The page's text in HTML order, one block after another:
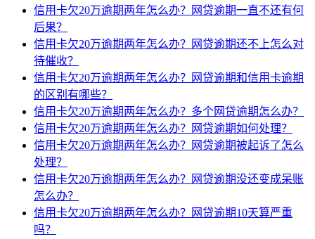
信用卡欠20万逾期两年怎么办？网贷逾期一直不还有何
后果？
信用卡欠20万逾期两年怎么办？网贷逾期还不上怎么对
待催收？
信用卡欠20万逾期两年怎么办？网贷逾期和信用卡逾期
的区别有哪些？
信用卡欠20万逾期两年怎么办？多个网贷逾期怎么办？
信用卡欠20万逾期两年怎么办？网贷逾期如何处理？
信用卡欠20万逾期两年怎么办？网贷逾期被起诉了怎么
处理？
信用卡欠20万逾期两年怎么办？网贷逾期没还变成呆账
怎么办？
信用卡欠20万逾期两年怎么办？网贷逾期10天算严重
吗？